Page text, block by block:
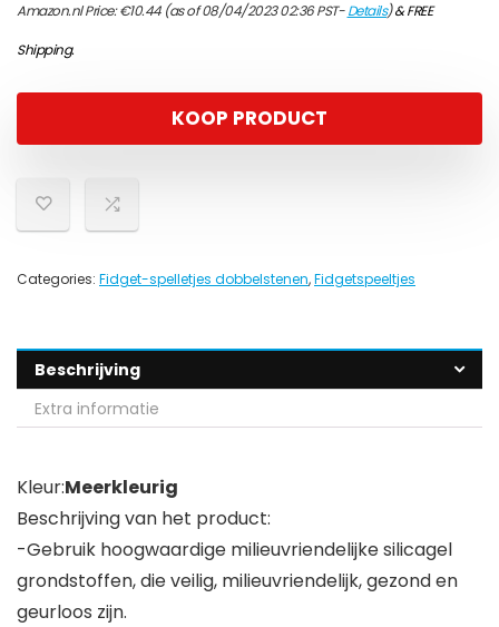
Amazon.nl Price:€10.44(as of 08/04/2023 02:36 PST-Details)&FREE
Shipping.
KOOP PRODUCT
Categories: Fidget-spelletjes dobbelstenen,Fidgetspeeltjes
Beschrijving
Extra informatie
Kleur:Meerkleurig
Beschrijving van het product:
-Gebruik hoogwaardige milieuvriendelijke silicagel
grondstoffen, die veilig, milieuvriendelijk, gezond en
geurloos zijn.